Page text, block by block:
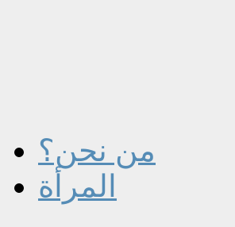
من نحن؟
المرأة